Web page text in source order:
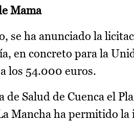
Mama
se ha anunciado la
en concreto para la
los 54.000 euros.
de Salud de Cuenca el
Mancha ha permitido la